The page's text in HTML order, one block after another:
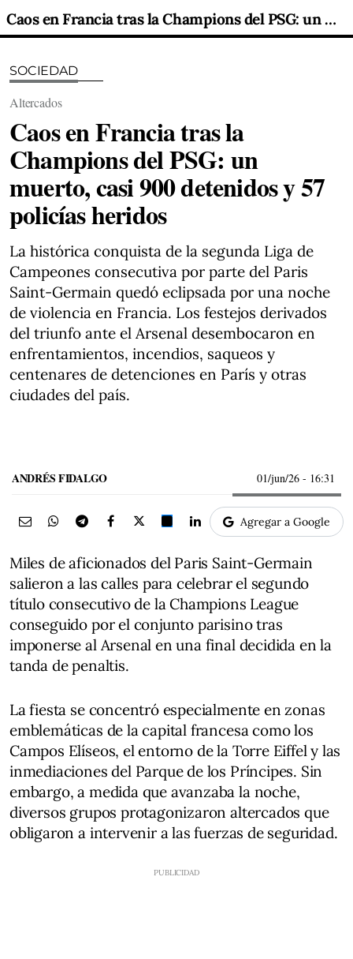
Caos en Francia tras la Champions del PSG: un muerto, casi 900 detenidos y 57 policías heridos
SOCIEDAD
Altercados
Caos en Francia tras la
Champions del PSG: un
muerto, casi 900 detenidos y 57
policías heridos
La histórica conquista de la segunda Liga de
Campeones consecutiva por parte del Paris
Saint-Germain quedó eclipsada por una noche
de violencia en Francia. Los festejos derivados
del triunfo ante el Arsenal desembocaron en
enfrentamientos, incendios, saqueos y
centenares de detenciones en París y otras
ciudades del país.
ANDRÉS FIDALGO 01/jun/26 - 16:31
Agregar a Google
Miles de aficionados del Paris Saint-Germain
salieron a las calles para celebrar el segundo
título consecutivo de la Champions League
conseguido por el conjunto parisino tras
imponerse al Arsenal en una final decidida en la
tanda de penaltis.
La fiesta se concentró especialmente en zonas
emblemáticas de la capital francesa como los
Campos Elíseos, el entorno de la Torre Eiffel y las
inmediaciones del Parque de los Príncipes. Sin
embargo, a medida que avanzaba la noche,
diversos grupos protagonizaron altercados que
obligaron a intervenir a las fuerzas de seguridad.